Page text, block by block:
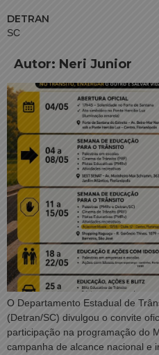
DETRAN
SC
Autor: Neri Junior
O Departamento Estadual de
(Detran/SC) divulgou o convite
participação na programação do
campanha de alcance nacional e